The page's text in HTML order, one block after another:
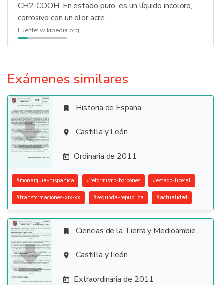
CH2-COOH. En estado puro, es un líquido incoloro,
corrosivo con un olor acre.
Fuente: wikipedia.org
Exámenes similares

 Historia de España
 Castilla y León
 Ordinaria de 2011
#monarquia-hispanica #reformismo-borbones #estado-liberal
#transformaciones-xix-xx #segunda-republica #actualidad

 Ciencias de la Tierra y Medioambientales
 Castilla y León
 Extraordinaria de 2011